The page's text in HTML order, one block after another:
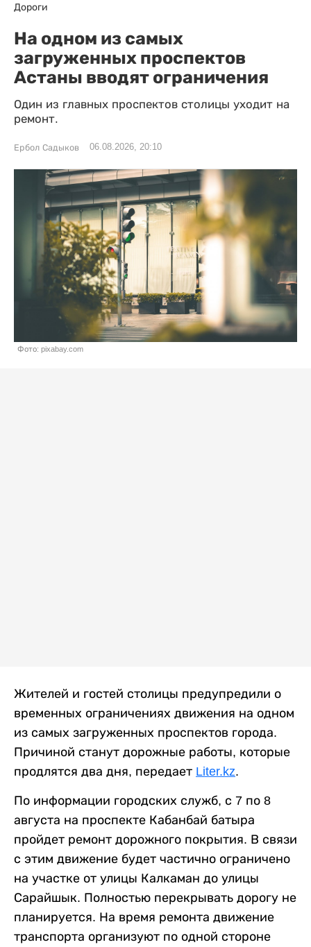
Дороги
На одном из самых
загруженных проспектов
Астаны вводят ограничения
Один из главных проспектов столицы уходит на
ремонт.
Ербол Садыков 06.08.2026, 20:10
Фото: pixabay.com
Жителей и гостей столицы предупредили о
временных ограничениях движения на одном
из самых загруженных проспектов города.
Причиной станут дорожные работы, которые
продлятся два дня, передает Liter.kz.
По информации городских служб, с 7 по 8
августа на проспекте Кабанбай батыра
пройдет ремонт дорожного покрытия. В связи
с этим движение будет частично ограничено
на участке от улицы Калкаман до улицы
Сарайшык. Полностью перекрывать дорогу не
планируется. На время ремонта движение
транспорта организуют по одной стороне